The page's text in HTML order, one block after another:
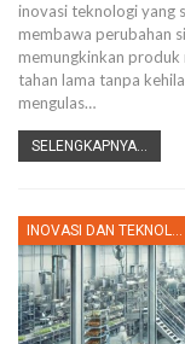
inovasi teknologi yang
membawa perubahan
memungkinkan
tahan lama tanpa
mengulas…
SELENGKAPNYA...
INOVASI DAN TEKNOLOGI